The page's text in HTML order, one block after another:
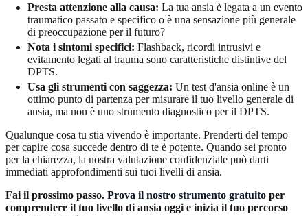
Presta attenzione alla causa: La tua ansia è legata a un evento
traumatico passato e specifico o è una sensazione più generale
di preoccupazione per il futuro?
Nota i sintomi specifici: Flashback, ricordi intrusivi e
evitamento legati al trauma sono caratteristiche distintive del
DPTS.
Usa gli strumenti con saggezza: Un test d'ansia online è un
ottimo punto di partenza per misurare il tuo livello generale di
ansia, ma non è uno strumento diagnostico per il DPTS.
Qualunque cosa tu stia vivendo è importante. Prenderti del tempo
per capire cosa succede dentro di te è potente. Quando sei pronto
per la chiarezza, la nostra valutazione confidenziale può darti
immediati approfondimenti sui tuoi livelli di ansia.
Fai il prossimo passo. Prova il nostro strumento gratuito per
comprendere il tuo livello di ansia oggi e inizia il tuo percorso